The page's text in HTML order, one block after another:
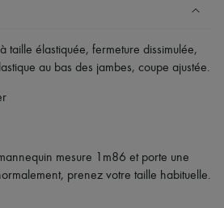
taille élastiquée, fermeture dissimulée,
au bas des jambes, coupe ajustée.
mesure 1m86 et porte une
prenez votre taille habituelle.